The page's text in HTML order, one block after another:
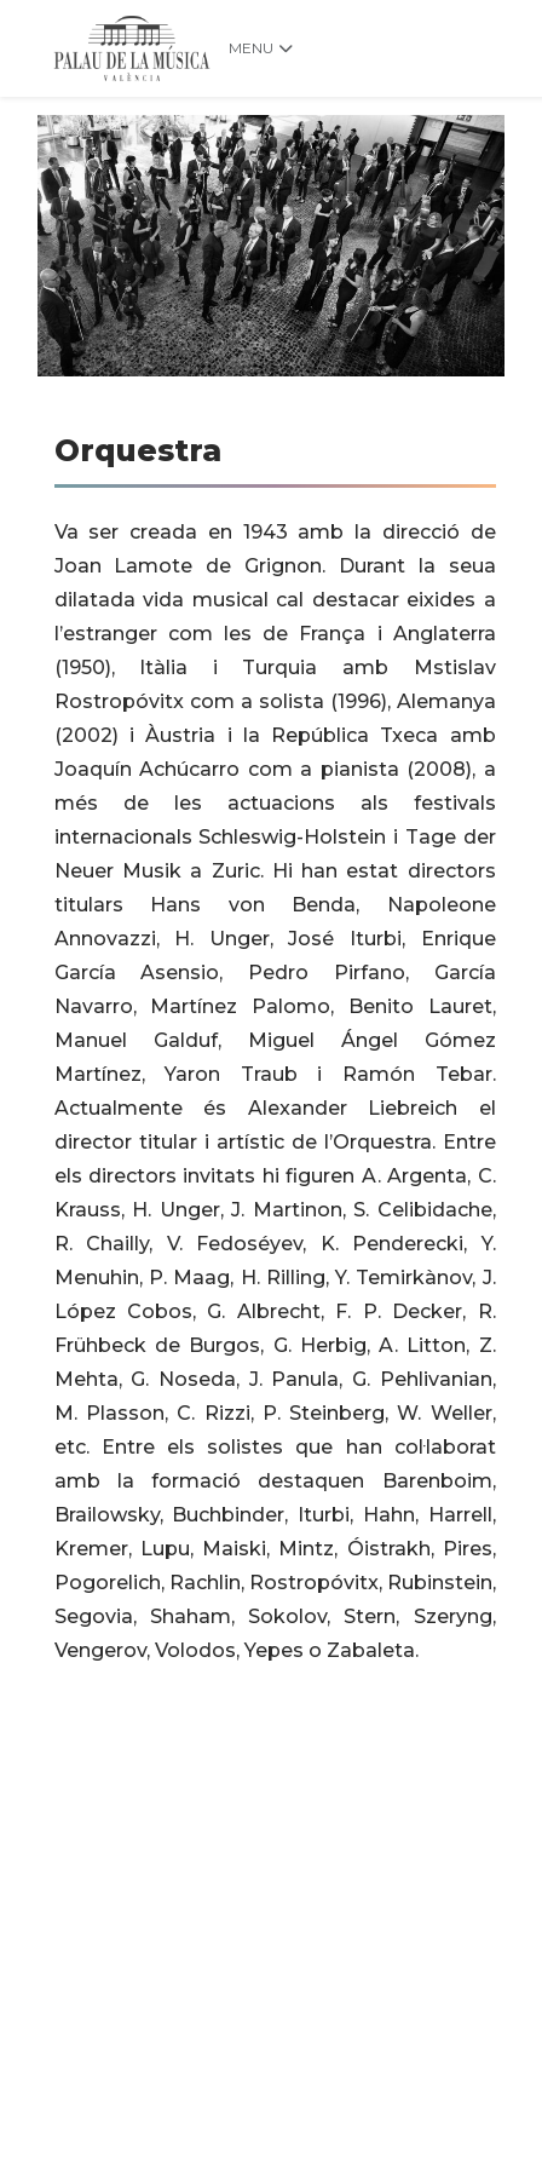
MENU
Orquestra
Va ser creada en 1943 amb la direcció de
Joan Lamote de Grignon. Durant la seua
dilatada vida musical cal destacar eixides a
l’estranger com les de França i Anglaterra
(1950), Itàlia i Turquia amb Mstislav
Rostropóvitx com a solista (1996), Alemanya
(2002) i Àustria i la República Txeca amb
Joaquín Achúcarro com a pianista (2008), a
més de les actuacions als festivals
internacionals Schleswig-Holstein i Tage der
Neuer Musik a Zuric. Hi han estat directors
titulars Hans von Benda, Napoleone
Annovazzi, H. Unger, José Iturbi, Enrique
García Asensio, Pedro Pirfano, García
Navarro, Martínez Palomo, Benito Lauret,
Manuel Galduf, Miguel Ángel Gómez
Martínez, Yaron Traub i Ramón Tebar.
Actualmente és Alexander Liebreich el
director titular i artístic de l’Orquestra. Entre
els directors invitats hi figuren A. Argenta, C.
Krauss, H. Unger, J. Martinon, S. Celibidache,
R. Chailly, V. Fedoséyev, K. Penderecki, Y.
Menuhin, P. Maag, H. Rilling, Y. Temirkànov, J.
López Cobos, G. Albrecht, F. P. Decker, R.
Frühbeck de Burgos, G. Herbig, A. Litton, Z.
Mehta, G. Noseda, J. Panula, G. Pehlivanian,
M. Plasson, C. Rizzi, P. Steinberg, W. Weller,
etc. Entre els solistes que han col·laborat
amb la formació destaquen Barenboim,
Brailowsky, Buchbinder, Iturbi, Hahn, Harrell,
Kremer, Lupu, Maiski, Mintz, Óistrakh, Pires,
Pogorelich, Rachlin, Rostropóvitx, Rubinstein,
Segovia, Shaham, Sokolov, Stern, Szeryng,
Vengerov, Volodos, Yepes o Zabaleta.